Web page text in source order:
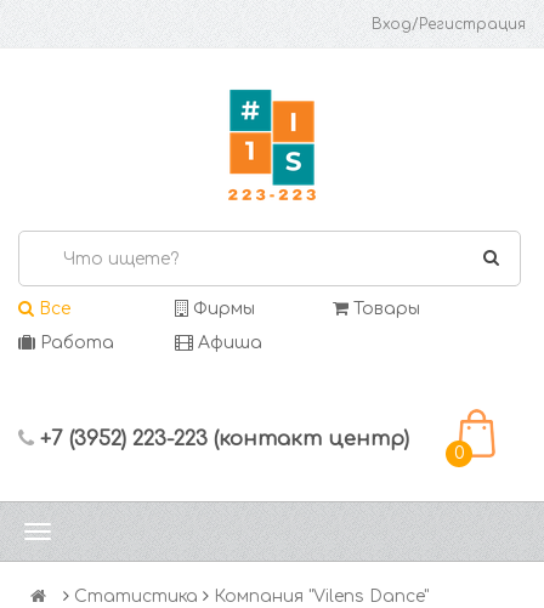
Вход/Регистрация
Все Фирмы
Товары
Работа
Афиша
+7 (3952) 223-223 (контакт центр)
0
Статистика
Компания "Vilens Dance"